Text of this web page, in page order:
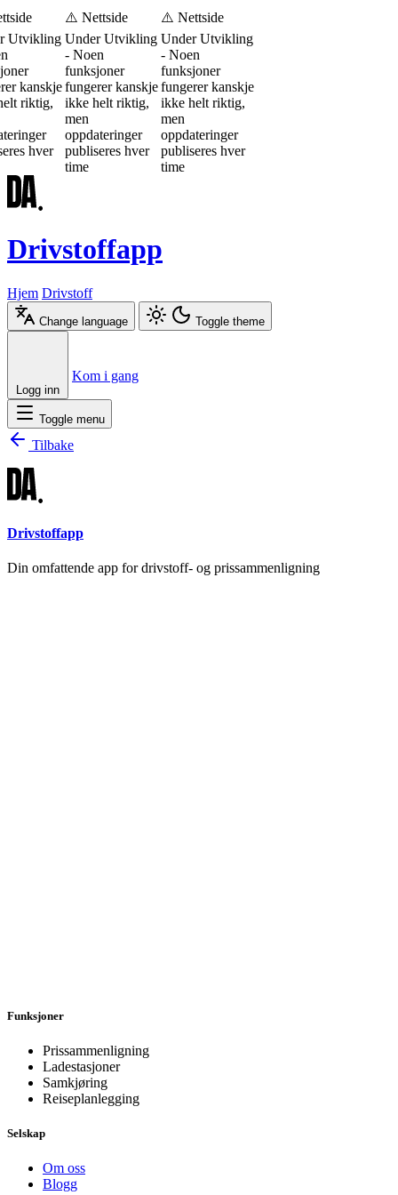
Utvikling
kanskje
riktig,
hver
⚠️ Nettside
Under Utvikling
- Noen
funksjoner
fungerer kanskje
ikke helt riktig,
men
oppdateringer
publiseres hver
time
⚠️ Nettside
Under Utvikling
- Noen
funksjoner
fungerer kanskje
ikke helt riktig,
men
oppdateringer
publiseres hver
time
Drivstoffapp
Hjem Drivstoff
Change language Toggle theme
Logg inn
Kom i gang
Toggle menu
Tilbake
Drivstoffapp
Din omfattende app for drivstoff- og prissammenligning
Funksjoner
Prissammenligning
Ladestasjoner
Samkjøring
Reiseplanlegging
Selskap
Om oss
Blogg